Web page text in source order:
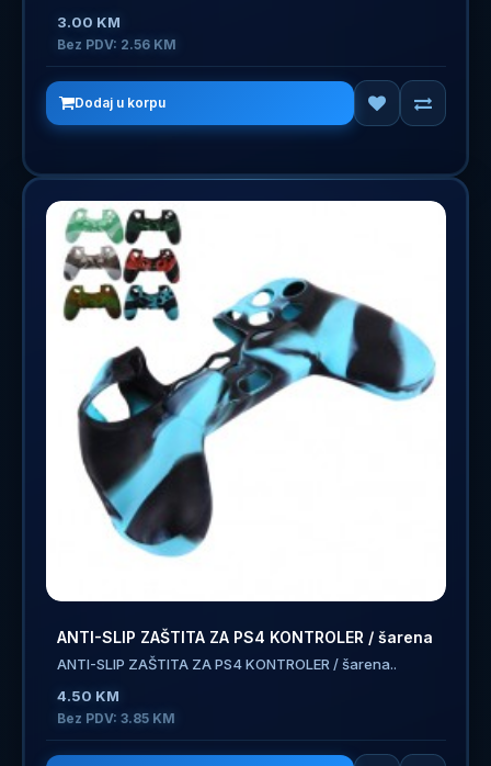
3.00 KM
Bez PDV: 2.56 KM
Dodaj u korpu
ANTI-SLIP ZAŠTITA ZA PS4 KONTROLER / šarena
ANTI-SLIP ZAŠTITA ZA PS4 KONTROLER / šarena..
4.50 KM
Bez PDV: 3.85 KM